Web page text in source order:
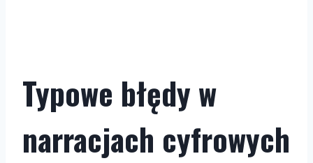
Typowe błędy w
narracjach cyfrowych